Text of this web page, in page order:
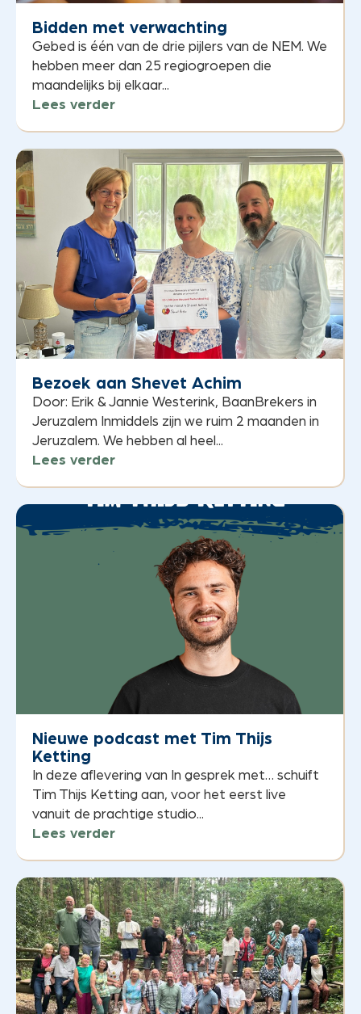
Bidden met verwachting
Gebed is één van de drie pijlers van de NEM. We
hebben meer dan 25 regiogroepen die
maandelijks bij elkaar...
Lees verder
Bezoek aan Shevet Achim
Door: Erik & Jannie Westerink, BaanBrekers in
Jeruzalem Inmiddels zijn we ruim 2 maanden in
Jeruzalem. We hebben al heel...
Lees verder
Nieuwe podcast met Tim Thijs
Ketting
In deze aflevering van In gesprek met… schuift
Tim Thijs Ketting aan, voor het eerst live
vanuit de prachtige studio...
Lees verder